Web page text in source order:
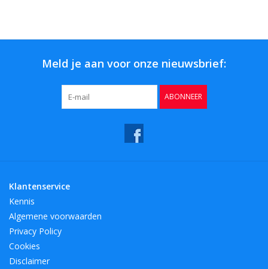
Meld je aan voor onze nieuwsbrief:
ABONNEER
Klantenservice
Kennis
Algemene voorwaarden
Privacy Policy
Cookies
Disclaimer